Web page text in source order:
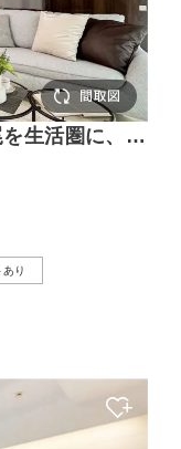
生活圏に、二
り